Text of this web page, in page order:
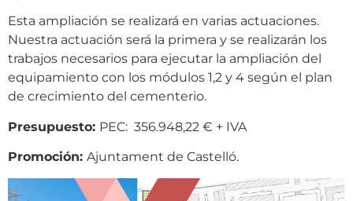
Esta ampliación se realizará en varias actuaciones.
Nuestra actuación será la primera y se realizarán los
trabajos necesarios para ejecutar la ampliación del
equipamiento con los módulos 1,2 y 4 según el plan
de crecimiento del cementerio.
Presupuesto: PEC: 356.948,22 € + IVA
Promoción: Ajuntament de Castelló.